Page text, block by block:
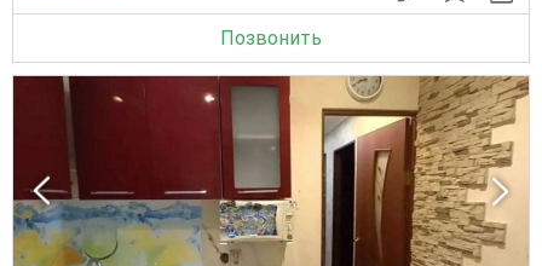
Позвонить